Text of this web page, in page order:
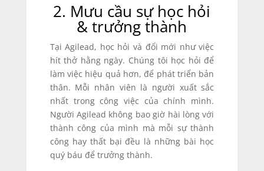
2. Mưu cầu sự học hỏi
& trưởng thành
Tại Agilead, học hỏi và đổi mới như việc
hít thở hằng ngày. Chúng tôi học hỏi để
làm việc hiệu quả hơn, để phát triển bản
thân. Mỗi nhân viên là người xuất sắc
nhất trong công việc của chính mình.
Người Agilead không bao giờ hài lòng với
thành công của mình mà mỗi sự thành
công hay thất bại đều là những bài học
quý báu để trưởng thành.